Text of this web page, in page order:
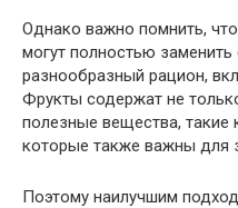
Однако важно помнить,
могут полностью заменить
разнообразный рацион,
Фрукты содержат не
полезные вещества,
которые также важны для
Поэтому наилучшим